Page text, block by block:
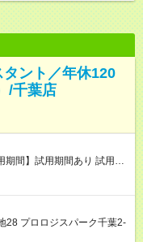
タント／年休120
/千葉店
採用時と同じです。
28 プロロジスパーク千葉2-